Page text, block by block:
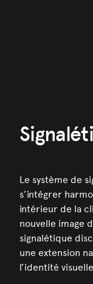
Le système de
s’intégrer
intérieur de la
nouvelle image
signalétique
une extension
l’identité